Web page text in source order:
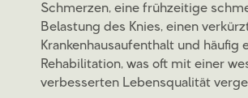
Schmerzen, eine frühzeitige
Belastung des Knies, einen
Krankenhausaufenthalt und häufig
Rehabilitation, was oft mit einer
verbesserten Lebensqualität